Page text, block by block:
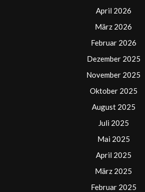
April 2026
März 2026
Februar 2026
Dezember 2025
November 2025
Oktober 2025
August 2025
Juli 2025
Mai 2025
April 2025
März 2025
Februar 2025